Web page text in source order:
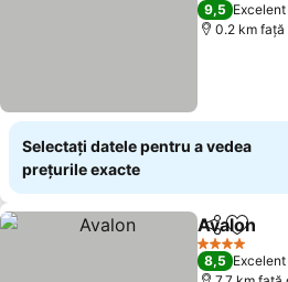
9,5 Excelent
0.2 km faţă
Selectați datele pentru a vedea
prețurile exacte
Distribuiți
Avalon
4 Stele
8,5 Excelent